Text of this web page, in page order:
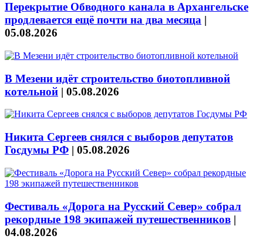
Перекрытие Обводного канала в Архангельске
продлевается ещё почти на два месяца |
05.08.2026
В Мезени идёт строительство биотопливной
котельной | 05.08.2026
Никита Сергеев снялся с выборов депутатов
Госдумы РФ | 05.08.2026
Фестиваль «Дорога на Русский Север» собрал
рекордные 198 экипажей путешественников |
04.08.2026